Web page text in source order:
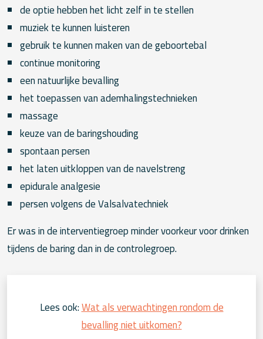
de optie hebben het licht zelf in te stellen
muziek te kunnen luisteren
gebruik te kunnen maken van de geboortebal
continue monitoring
een natuurlijke bevalling
het toepassen van ademhalingstechnieken
massage
keuze van de baringshouding
spontaan persen
het laten uitkloppen van de navelstreng
epidurale analgesie
persen volgens de Valsalvatechniek
Er was in de interventiegroep minder voorkeur voor drinken
tijdens de baring dan in de controlegroep.
Lees ook:Wat als verwachtingen rondom de
bevalling niet uitkomen?